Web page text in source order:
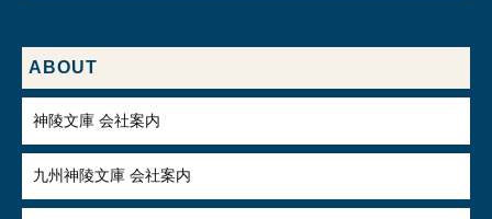
ABOUT
神陵文庫 会社案内
九州神陵文庫 会社案内